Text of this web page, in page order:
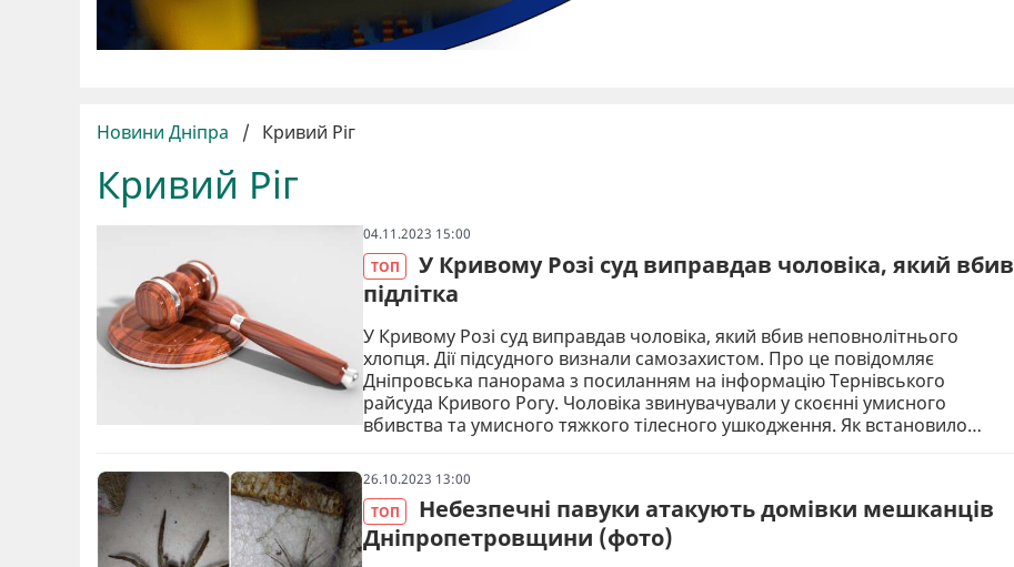
Новини Дніпра / Кривий Ріг
Кривий Ріг
04.11.2023 15:00
ТОП
У Кривому Розі суд виправдав чоловіка, який вбив
підлітка
У Кривому Розі суд виправдав чоловіка, який вбив неповнолітнього
хлопця. Дії підсудного визнали самозахистом. Про це повідомляє
Дніпровська панорама з посиланням на інформацію Тернівського
райсуда Кривого Рогу. Чоловіка звинувачували у скоєнні умисного
вбивства та умисного тяжкого тілесного ушкодження. Як встановило…
26.10.2023 13:00
ТОП
Небезпечні павуки атакують домівки мешканців
Дніпропетровщини (фото)